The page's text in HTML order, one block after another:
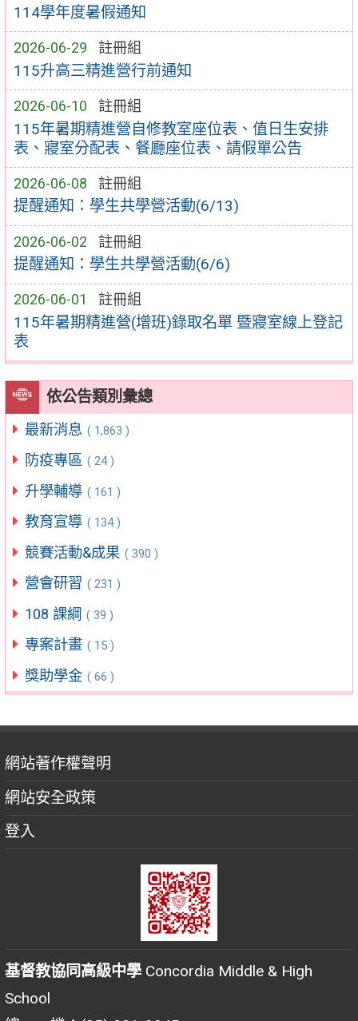
114學年度暑假通知
2026-06-29 註冊組
115升高三精進營行前通知
2026-06-10 註冊組
115年暑期精進營自修教室座位表、值日生安排
表、寢室分配表、餐廳座位表、請假單公告
2026-06-08 註冊組
提醒通知：學生共學營活動(6/13)
2026-06-02 註冊組
提醒通知：學生共學營活動(6/6)
2026-06-01 註冊組
115年暑期精進營(增班)錄取名單 暨寢室線上登記
表
依公告類別彙總
最新消息 ( 1,863 )
防疫專區 ( 24 )
升學輔導 ( 161 )
教育宣導 ( 134 )
競賽活動&成果 ( 390 )
營會研習 ( 231 )
108 課綱 ( 39 )
專案計畫 ( 15 )
獎助學金 ( 66 )
網站著作權聲明
網站安全政策
登入
基督教協同高級中學 Concordia Middle & High
School